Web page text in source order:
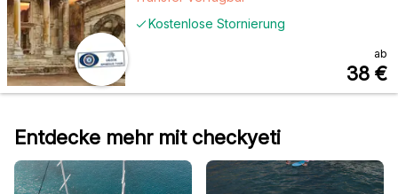
Kostenlose Stornierung
ab
38 €
Entdecke mehr mit checkyeti